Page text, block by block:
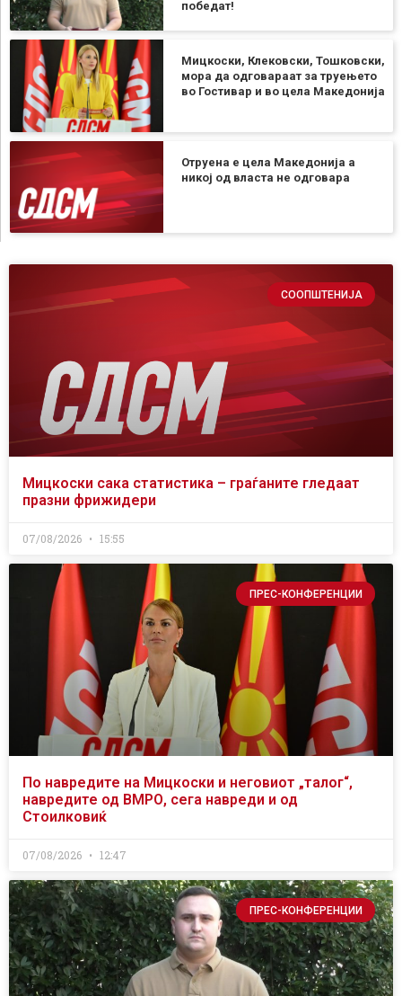
победат!
Мицкоски, Клековски, Тошковски,
мора да одговараат за труењето
во Гостивар и во цела Македонија
Отруена е цела Македонија а
никој од власта не одговара
СООПШТЕНИЈА
Мицкоски сака статистика – граѓаните гледаат
празни фрижидери
07/08/2026 15:55
ПРЕС-КОНФЕРЕНЦИИ
По навредите на Мицкоски и неговиот „талог“,
навредите од ВМРО, сега навреди и од
Стоилковиќ
07/08/2026 12:47
ПРЕС-КОНФЕРЕНЦИИ